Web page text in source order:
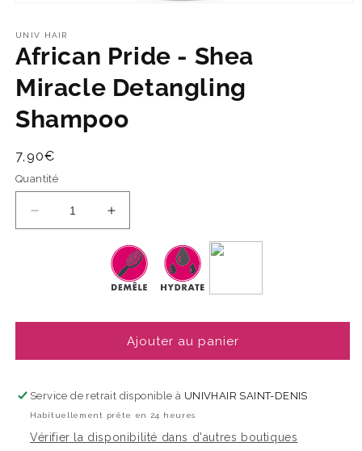
UNIV HAIR
African Pride - Shea
Miracle Detangling
Shampoo
Prix
habituel
7,90€
Quantité
Réduire
la
-
Augmenter
la
quantité
de
African
-
Shea
Miracle
Ajouter au panier
Service de retrait disponible à UNIVHAIR SAINT-DENIS
Habituellement prête en 24 heures
Vérifier la disponibilité dans d'autres boutiques